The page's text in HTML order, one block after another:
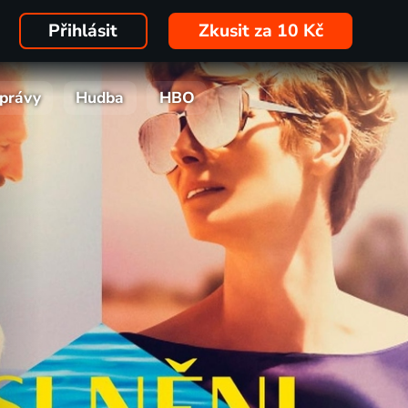
Přihlásit Zkusit za 10 Kč
Hudba HBO